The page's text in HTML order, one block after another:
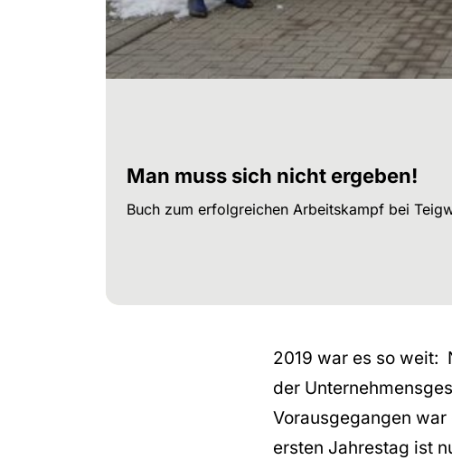
Man muss sich nicht ergeben!
Buch zum erfolgreichen Arbeitskampf bei
2019 war es so weit:
der
Vorausgegangen
ersten Jahrestag ist